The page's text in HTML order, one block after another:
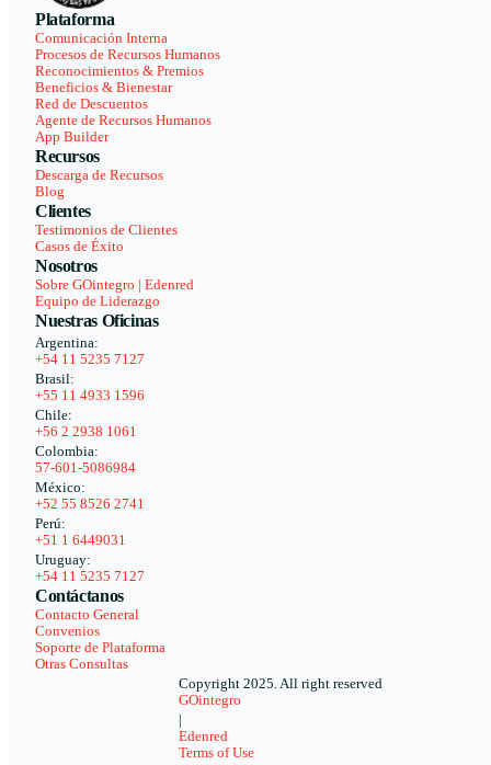
Plataforma
Comunicación Interna
Procesos de Recursos Humanos
Reconocimientos & Premios
Beneficios & Bienestar
Red de Descuentos
Agente de Recursos Humanos
App Builder
Recursos
Descarga de Recursos
Blog
Clientes
Testimonios de Clientes
Casos de Éxito
Nosotros
Sobre GOintegro | Edenred
Equipo de Liderazgo
Nuestras Oficinas
Argentina:
+54 11 5235 7127
Brasil:
+55 11 4933 1596
Chile:
+56 2 2938 1061
Colombia:
57-601-5086984
México:
+52 55 8526 2741
Perú:
+51 1 6449031
Uruguay:
+54 11 5235 7127
Contáctanos
Contacto General
Convenios
Soporte de Plataforma
Otras Consultas
Copyright 2025. All right reserved
GOintegro
Edenred
Terms of Use